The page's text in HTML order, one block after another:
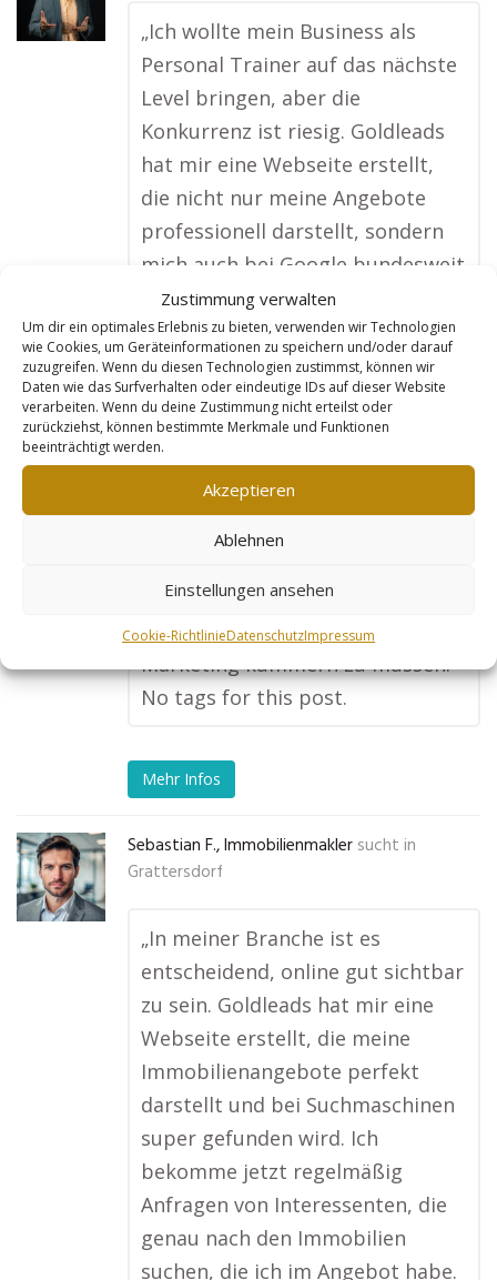
Zustimmung verwalten
Um dir ein optimales Erlebnis zu bieten, verwenden wir Technologien
wie Cookies, um Geräteinformationen zu speichern und/oder darauf
zuzugreifen. Wenn du diesen Technologien zustimmst, können wir
Daten wie das Surfverhalten oder eindeutige IDs auf dieser Website
verarbeiten. Wenn du deine Zustimmung nicht erteilst oder
zurückziehst, können bestimmte Merkmale und Funktionen
beeinträchtigt werden.
Akzeptieren
Ablehnen
Einstellungen ansehen
Cookie-RichtlinieDatenschutzImpressum
„Ich wollte mein Business als
Personal Trainer auf das nächste
Level bringen, aber die
Konkurrenz ist riesig. Goldleads
hat mir eine Webseite erstellt,
die nicht nur meine Angebote
professionell darstellt, sondern
mich auch bei Google bundesweit
sowie für die Schweiz und
Österreich nach vorne gebracht
hat. Jetzt werde ich von
Fitnessbegeisterten in meiner
Region und darüber hinaus
schnell gefunden, und meine
Kundenanzahl hat sich innerhalb
von 2 Monaten mehr als
voll auf meine Arbeit
konzentrieren, ohne mich um
Marketing kümmern zu müssen.“
No tags for this post.
Mehr Infos
Sebastian F., Immobilienmakler sucht in
Grattersdorf
„In meiner Branche ist es
entscheidend, online gut sichtbar
zu sein. Goldleads hat mir eine
Webseite erstellt, die meine
Immobilienangebote perfekt
darstellt und bei Suchmaschinen
super gefunden wird. Ich
bekomme jetzt regelmäßig
Anfragen von Interessenten, die
genau nach den Immobilien
suchen, die ich im Angebot habe.